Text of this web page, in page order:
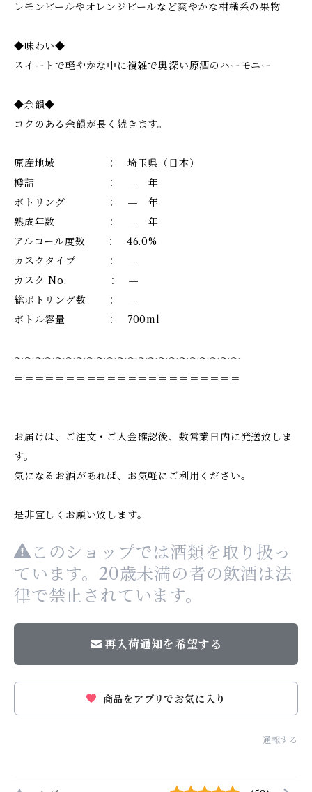
レモンピールやオレンジピールなど爽やかな柑橘系の果物
◆味わい◆
スイートで軽やかな中に複雑で奥深い原酒のハーモニー
◆余韻◆
コクのある余韻が長く続きます。
原産地域 ： 埼玉県（日本）
樽詰 ： — 年
ボトリング ： — 年
熟成年数 ： — 年
アルコール度数 ： 46.0%
カスクタイプ ： —
カスク No. ： —
総ボトリング数 ： —
ボトル容量 ： 700ml
～～～～～～～～～～～～～～～～～～～～～～
＝＝＝＝＝＝＝＝＝＝＝＝＝＝＝＝＝＝＝＝＝＝
お届けは、ご注文・ご入金確認後、数営業日内に発送致しま
す。
気になるお酒があれば、お気軽にご利用ください。
是非宜しくお願い致します。
このショップでは酒類を取り扱っ
ています。20歳未満の者の飲酒は法
律で禁止されています。
再入荷通知を希望する
商品をアプリでお気に入り
通報する